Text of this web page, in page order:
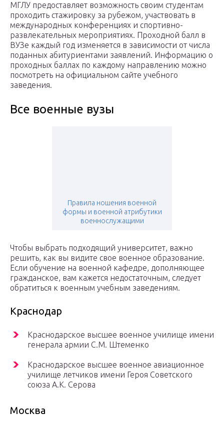
МГЛУ предоставляет возможность своим студентам
проходить стажировку за рубежом, участвовать в
международных конференциях и спортивно-
развлекательных мероприятиях. Проходной балл в
ВУЗе каждый год изменяется в зависимости от числа
поданных абитуриентами заявлений. Информацию о
проходных баллах по каждому направлению можно
посмотреть на официальном сайте учебного
заведения.
Все военные вузы
Правила ношения военной
формы и военной атрибутики
военнослужащими
Чтобы выбрать подходящий университет, важно
решить, как вы видите свое военное образование.
Если обучение на военной кафедре, дополняющее
гражданское, вам кажется недостаточным, следует
обратиться к военным учебным заведениям.
Краснодар
Краснодарское высшее военное училище имени
генерала армии С.М. Штеменко
Краснодарское высшее военное авиационное
училище летчиков имени Героя Советского
союза А.К. Серова
Москва